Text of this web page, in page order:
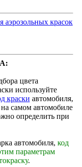
аэрозольных красок
цвета
используйте
краски автомобиля,
самом автомобиле
определить при
автомобиля, код
параметрам
.